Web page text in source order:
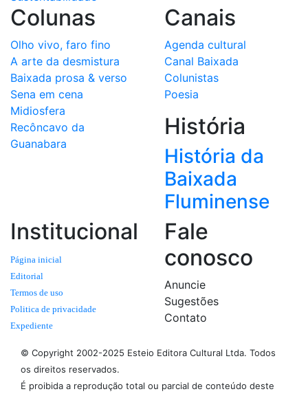
Colunas
Olho vivo, faro fino
A arte da desmistura
Baixada prosa & verso
Sena em cena
Midiosfera
Recôncavo da
Guanabara
Canais
Agenda cultural
Canal Baixada
Colunistas
Poesia
História
História da
Baixada
Fluminense
Institucional
Página inicial
Editorial
Termos de uso
Politica de privacidade
Expediente
Fale
conosco
Anuncie
Sugestões
Contato
© Copyright 2002-2025 Esteio Editora Cultural Ltda. Todos
os direitos reservados.
É proibida a reprodução total ou parcial de conteúdo deste